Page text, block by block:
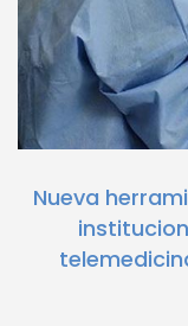
Nueva